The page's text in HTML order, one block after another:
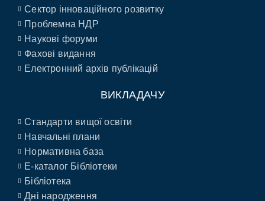
Сектор інноваційного розвитку
Проблемна НДР
Наукові форуми
Фахові видання
Електронний архів публікацій
ВИКЛАДАЧУ
Стандарти вищої освіти
Навчальні плани
Нормативна база
E-каталог Бібліотеки
Бібліотека
Дні народження